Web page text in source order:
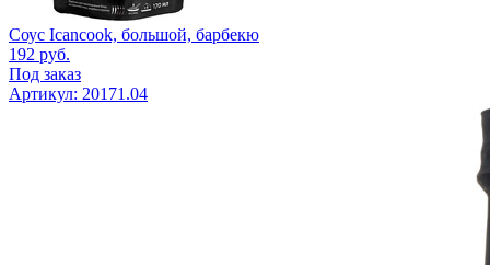
Соус Icancook, большой, барбекю
192 руб.
Под заказ
Артикул: 20171.04